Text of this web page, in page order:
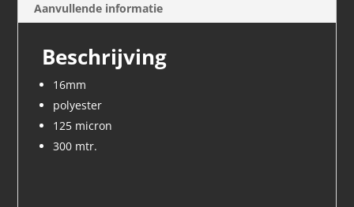
Aanvullende informatie
Beschrijving
16mm
polyester
125 micron
300 mtr.